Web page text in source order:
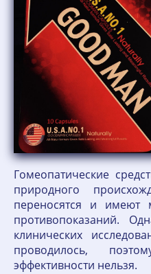
Гомеопатические
природного
переносятся и имеют
противопоказаний.
клинических
проводилось,
эффективности нельзя.